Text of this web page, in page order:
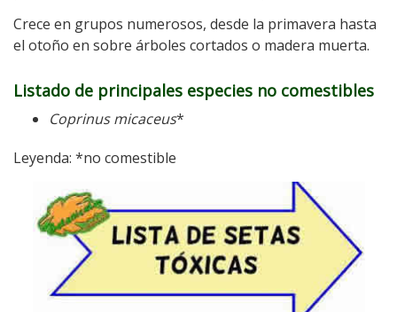
Crece en grupos numerosos, desde la primavera hasta
el otoño en sobre árboles cortados o madera muerta.
Listado de principales especies no comestibles
Coprinus micaceus*
Leyenda: *no comestible